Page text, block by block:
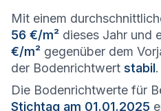
Mit einem
56 €/m² dieses Jahr und
€/m² gegenüber dem
der Bodenrichtwert stabil.
Die Bodenrichtwerte für
Stichtag am 01.01.2025